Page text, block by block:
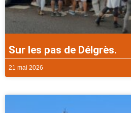
Sur les pas de Délgrès.
21 mai 2026